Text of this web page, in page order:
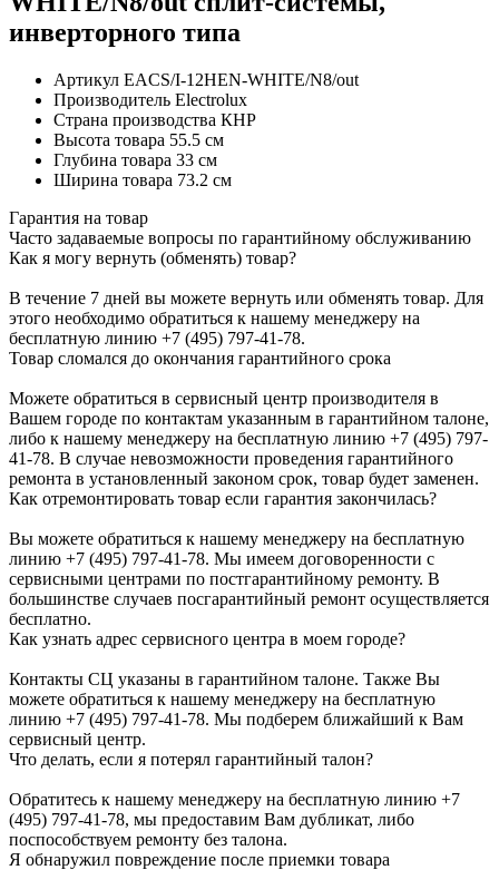
инверторного типа
Артикул EACS/I-12HEN-WHITE/N8/out
Производитель Electrolux
Страна производства КНР
Высота товара 55.5 см
Глубина товара 33 см
Ширина товара 73.2 см
Гарантия на товар
Часто задаваемые вопросы по гарантийному обслуживанию
Как я могу вернуть (обменять) товар?
В течение 7 дней вы можете вернуть или обменять товар. Для
этого необходимо обратиться к нашему менеджеру на
бесплатную линию +7 (495) 797-41-78.
Товар сломался до окончания гарантийного срока
Можете обратиться в сервисный центр производителя в
Вашем городе по контактам указанным в гарантийном талоне,
либо к нашему менеджеру на бесплатную линию +7 (495) 797-
41-78. В случае невозможности проведения гарантийного
ремонта в установленный законом срок, товар будет заменен.
Как отремонтировать товар если гарантия закончилась?
Вы можете обратиться к нашему менеджеру на бесплатную
линию +7 (495) 797-41-78. Мы имеем договоренности с
сервисными центрами по постгарантийному ремонту. В
большинстве случаев посгарантийный ремонт осуществляется
бесплатно.
Как узнать адрес сервисного центра в моем городе?
Контакты СЦ указаны в гарантийном талоне. Также Вы
можете обратиться к нашему менеджеру на бесплатную
линию +7 (495) 797-41-78. Мы подберем ближайший к Вам
сервисный центр.
Что делать, если я потерял гарантийный талон?
Обратитесь к нашему менеджеру на бесплатную линию +7
(495) 797-41-78, мы предоставим Вам дубликат, либо
поспособствуем ремонту без талона.
Я обнаружил повреждение после приемки товара